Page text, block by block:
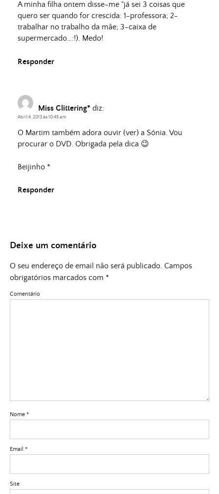
A minha filha ontem disse-me "já sei 3 coisas que
quero ser quando for crescida: 1-professora; 2-
trabalhar no trabalho da mãe; 3-caixa de
supermercado…:!). Medo!
Responder
Miss Glittering* diz:
Abril 4, 2013 às 10:45 am
O Martim também adora ouvir (ver) a Sónia. Vou
procurar o DVD. Obrigada pela dica 😉
Beijinho *
Responder
Deixe um comentário
O seu endereço de email não será publicado. Campos
obrigatórios marcados com *
Comentário
Nome *
Email *
Site